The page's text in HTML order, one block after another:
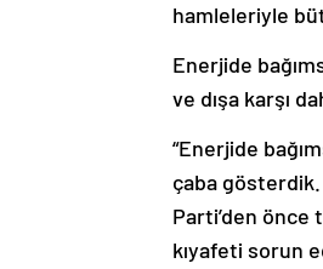
hamleleriyle
Enerjide
ve dışa karşı
“Enerjide
çaba
Parti’den önce
kıyafeti sorun